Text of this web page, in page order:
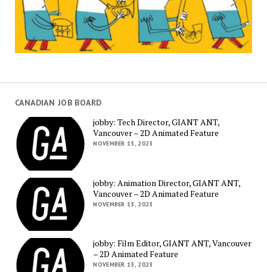
CANADIAN JOB BOARD
jobby: Tech Director, GIANT ANT,
Vancouver – 2D Animated Feature
NOVEMBER 13, 2023
jobby: Animation Director, GIANT ANT,
Vancouver – 2D Animated Feature
NOVEMBER 13, 2023
jobby: Film Editor, GIANT ANT, Vancouver
– 2D Animated Feature
NOVEMBER 13, 2023